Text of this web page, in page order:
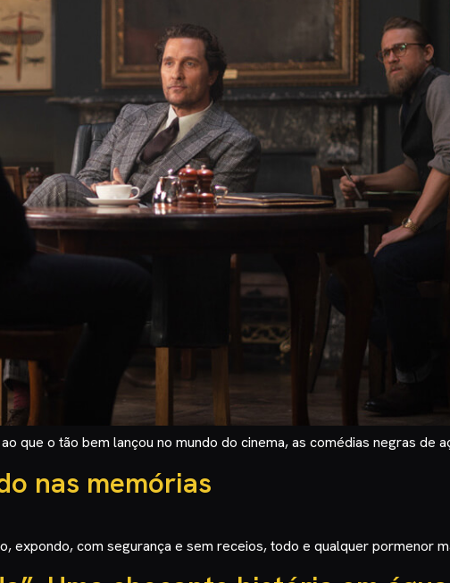
que o tão bem lançou no mundo do cinema, as comédias negras de
nas memórias
expondo, com segurança e sem receios, todo e qualquer pormenor